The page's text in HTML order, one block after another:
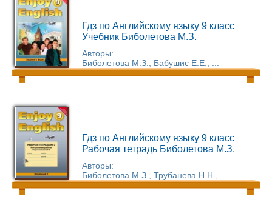
Гдз по Английскому языку 9 класс
Учебник Биболетова М.З.
Авторы:
Биболетова М.З., Бабушис Е.Е., ...
Гдз по Английскому языку 9 класс
Рабочая тетрадь Биболетова М.З.
Авторы:
Биболетова М.З., Трубанева Н.Н., ...